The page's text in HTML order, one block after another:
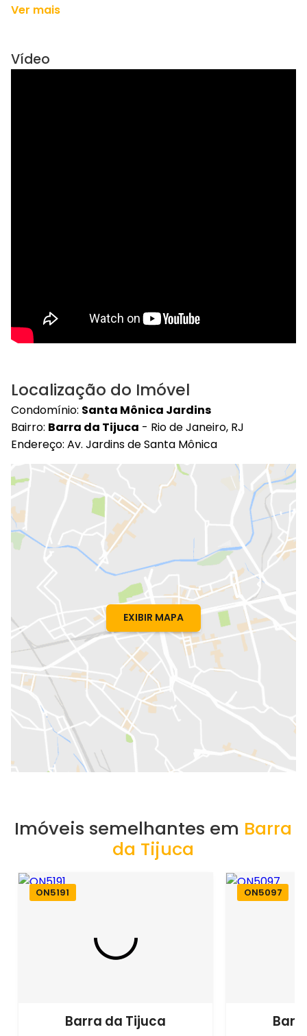
Ver mais
Vídeo
Localização do Imóvel
Condomínio: Santa Mônica Jardins
Bairro: Barra da Tijuca - Rio de Janeiro, RJ
Endereço: Av. Jardins de Santa Mônica
EXIBIR MAPA
Imóveis semelhantes em Barra
da Tijuca
ON5191
Barra da Tijuca
ON5097